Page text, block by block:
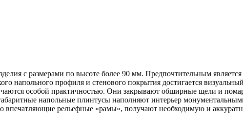
с размерами по высоте более 90 мм. Предпочтительным
напольного профиля и стенового покрытия достигается
особой практичностью. Они закрывают обширные щели и
напольные плинтусы наполняют интерьер
рельефные «рамы», получают необходимую и